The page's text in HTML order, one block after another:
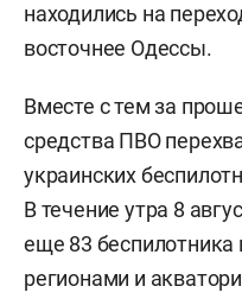
находились на
восточнее Одессы.
Вместе с тем за
средства ПВО
украинских
В течение утра 8
еще 83 беспилотника
регионами и